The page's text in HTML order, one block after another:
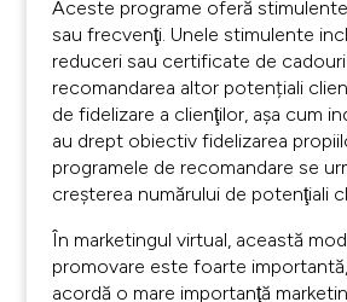
Aceste programe oferă
sau frecvenţi. Unele stimulente
reduceri sau certificate de
recomandarea altor potențiali
de fidelizare a clienţilor, aşa cum
au drept obiectiv fidelizarea
programele de recomandare se
creşterea numărului de potenţiali
În marketingul virtual, această
promovare este foarte
acordă o mare importanţă